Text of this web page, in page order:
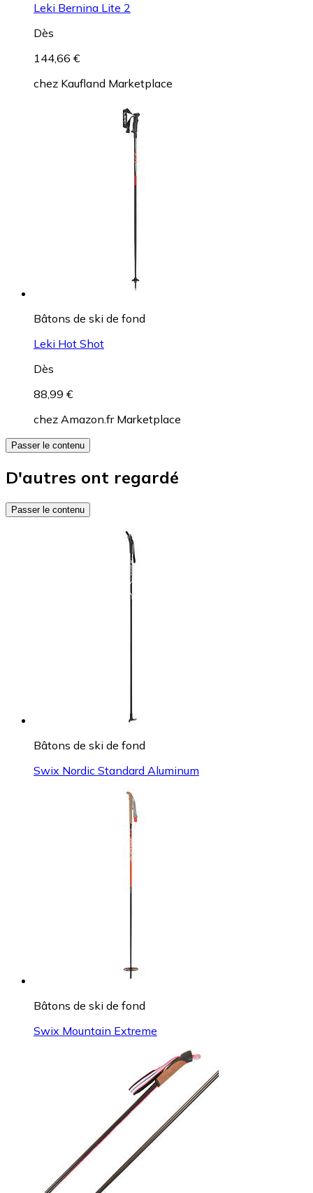
Leki Bernina Lite 2
Dès
144,66 €
chez Kaufland Marketplace
Bâtons de ski de fond
Leki Hot Shot
Dès
88,99 €
chez Amazon.fr Marketplace
Passer le contenu
D'autres ont regardé
Passer le contenu
Bâtons de ski de fond
Swix Nordic Standard Aluminum
Bâtons de ski de fond
Swix Mountain Extreme